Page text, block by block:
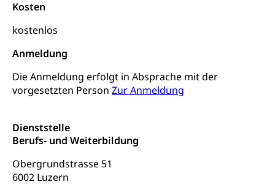
Kosten
kostenlos
Anmeldung
Die Anmeldung erfolgt in Absprache mit der
vorgesetzten Person Zur Anmeldung
Dienststelle
Berufs- und Weiterbildung
Obergrundstrasse 51
6002 Luzern
Unfallversicherung, Berufsunfallversicherung,
Krankenkasse
Krankenversicherung (WAS Luzern)
Prämienverbilligung (WAS Luzern)
Obligatorische Krankenversicherung (WAS
Kranken- und Unfallversicherung
Lebensmittelsicherheit
sichere Lebensmittel, Lebensmittelkontrolle,
Lebensmittelhygiene, Produktesicherheit
Lebensmittel
Gesundheitsvorsorge, Wellness, Unfallverhütung,
Suchtprävention, Alkoholprävention,
Tabakprävention, Primärprävention,
Sekundärprävention, Tertiärprävention